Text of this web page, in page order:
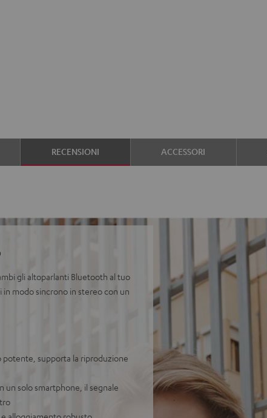
RECENSIONI ACCESSORI
gli altoparlanti Bluetooth al tuo
modo sincrono in stereo con un
potente, supporta la riproduzione
un solo smartphone, il segnale